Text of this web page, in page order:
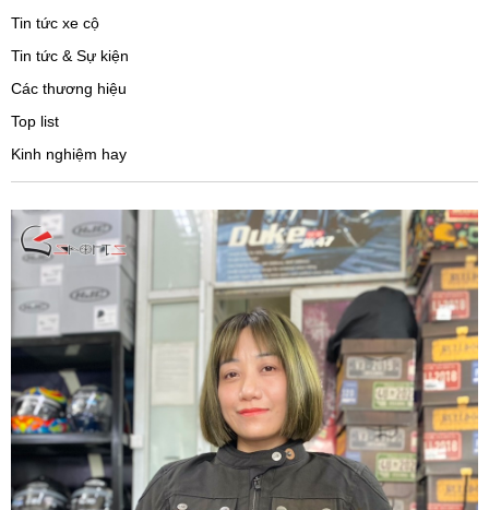
Tin tức xe cộ
Tin tức & Sự kiện
Các thương hiệu
Top list
Kinh nghiệm hay